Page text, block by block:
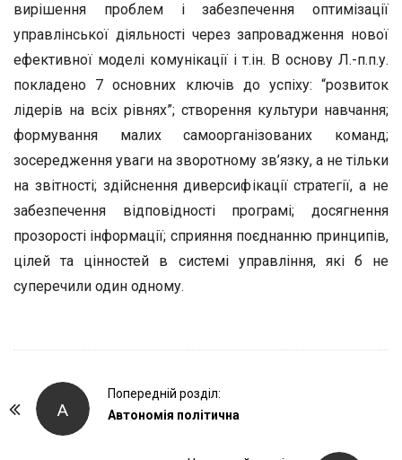
вирішення проблем і забезпечення оптимізації
управлінської діяльності через запровадження нової
ефективної моделі комунікації і т.ін. В основу Л.-п.п.у.
покладено 7 основних ключів до успіху: “розвиток
лідерів на всіх рівнях”; створення культури навчання;
формування малих самоорганізованих команд;
зосередження уваги на зворотному зв’язку, а не тільки
на звітності; здійснення диверсифікації стратегії, а не
забезпечення відповідності програмі; досягнення
прозорості інформації; сприяння поєднанню принципів,
цілей та цінностей в системі управління, які б не
суперечили один одному.
А
Попередній розділ:
Автономія політична